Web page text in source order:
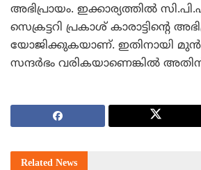
അഭിപ്രായം. ഇക്കാര്യത്തില്‍
സെക്രട്ടറി പ്രകാശ് കാരാട്ടിന്റെ
യോജിക്കുകയാണ്. ഇതിനായി
സന്ദര്‍ഭം വരികയാണെങ്കില്‍ അതിന്
Related News